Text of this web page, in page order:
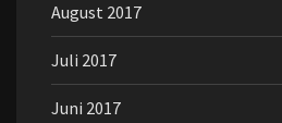
August 2017
Juli 2017
Juni 2017